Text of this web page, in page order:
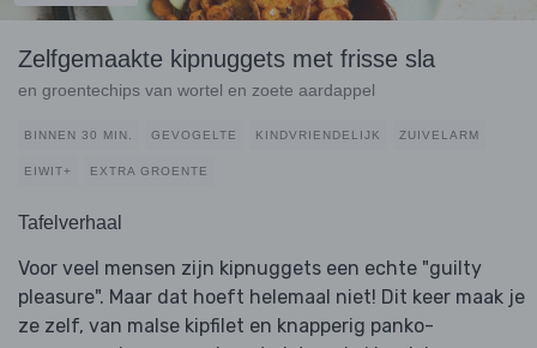
Zelfgemaakte kipnuggets met frisse sla
en groentechips van wortel en zoete aardappel
BINNEN 30 MIN. GEVOGELTE KINDVRIENDELIJK ZUIVELARM
EIWIT+ EXTRA GROENTE
Tafelverhaal
Voor veel mensen zijn kipnuggets een echte "guilty
pleasure". Maar dat hoeft helemaal niet! Dit keer maak je
ze zelf, van malse kipfilet en knapperig panko-